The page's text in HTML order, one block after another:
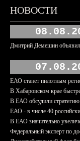
НОВОСТИ
Дмитрий Демешин
ЕАО станет пилотным
В Хабаровском крае
В ЕАО обсудили стратегию
ЕАО - в числе 40
В ЕАО значительно
Федеральный эксперт по